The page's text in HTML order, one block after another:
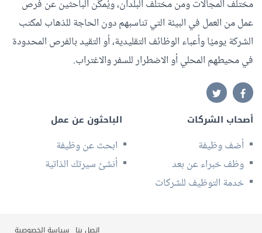
مختلف المجالات ومن مختلف البلدان، ويُمكّن الباحثين عن فرص
عمل من العمل في البيئة التي تناسبهم دون الحاجة للذهاب لمكتب
الشركة يوميًا وأعباء الوظائف التقليدية، أو التقيد بالفرص المحدودة
في محيطهم المحلي أو الاضطرار للسفر والاغتراب.
أصحاب الشركات
أضف وظيفة
وظف خبراء عن بعد
خدمة التوظيف للشركات
الباحثون عن عمل
ابحث عن وظيفة
أنشئ سيرتك الذاتية
اتصل بنا سياسة الخصوصية